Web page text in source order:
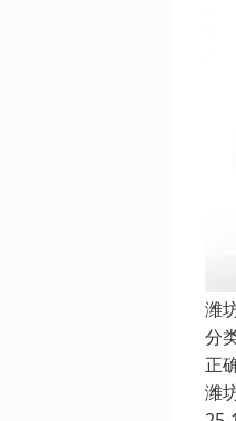
潍
分
正
潍